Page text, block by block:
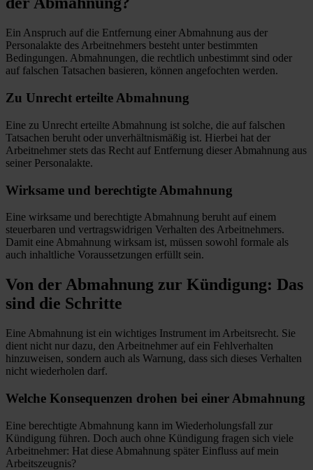
Ein Anspruch auf die Entfernung einer Abmahnung aus der
Personalakte des Arbeitnehmers besteht unter bestimmten
Bedingungen. Abmahnungen, die rechtlich unbestimmt sind oder
auf falschen Tatsachen basieren, können angefochten werden.
Zu Unrecht erteilte Abmahnung
Eine zu Unrecht erteilte Abmahnung ist solche, die auf falschen
Tatsachen beruht oder unverhältnismäßig ist. Hierbei hat der
Arbeitnehmer stets das Recht auf Entfernung dieser Abmahnung aus
seiner Personalakte.
Wirksame und berechtigte Abmahnung
Eine wirksame und berechtigte Abmahnung beruht auf einem
steuerbaren und vertragswidrigen Verhalten des Arbeitnehmers.
Damit eine Abmahnung wirksam ist, müssen sowohl formale als
auch inhaltliche Voraussetzungen erfüllt sein.
Von der Abmahnung zur Kündigung: Das
sind die Schritte
Eine Abmahnung ist ein wichtiges Instrument im Arbeitsrecht. Sie
dient nicht nur dazu, den Arbeitnehmer auf ein Fehlverhalten
hinzuweisen, sondern auch als Warnung, dass sich dieses Verhalten
nicht wiederholen darf.
Welche Konsequenzen drohen bei einer Abmahnung
Eine berechtigte Abmahnung kann im Wiederholungsfall zur
Kündigung führen. Doch auch ohne Kündigung fragen sich viele
Arbeitnehmer: Hat diese Abmahnung später Einfluss auf mein
Arbeitszeugnis?